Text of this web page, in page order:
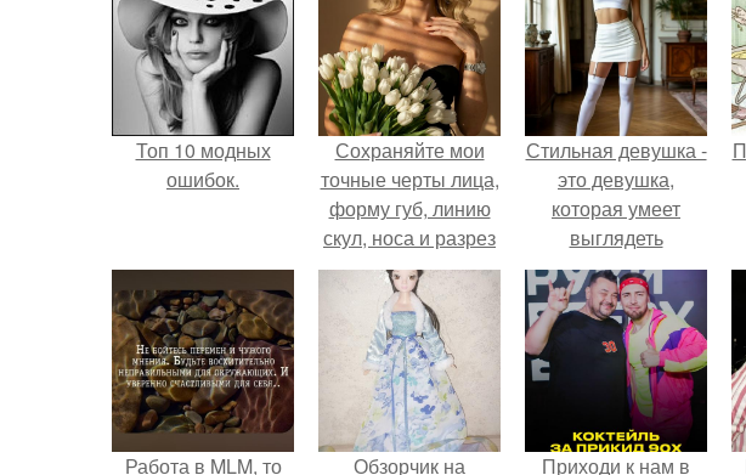
Топ 10 модных
ошибок.
Сохраняйте мои
точные черты лица,
форму губ, линию
скул, носа и разрез
глаз.
Стильная девушка -
это девушка,
которая умеет
выглядеть
привлекательно и
элегантно в любои
ситуации.
Работа в MLM, то Обзорчик на Приходи к нам в